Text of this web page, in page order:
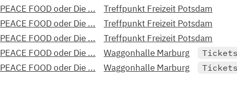
PEACE FOOD oder Die ... Treffpunkt Freizeit Potsdam
PEACE FOOD oder Die ... Treffpunkt Freizeit Potsdam
PEACE FOOD oder Die ... Treffpunkt Freizeit Potsdam
PEACE FOOD oder Die ... Waggonhalle Marburg
PEACE FOOD oder Die ... Waggonhalle Marburg